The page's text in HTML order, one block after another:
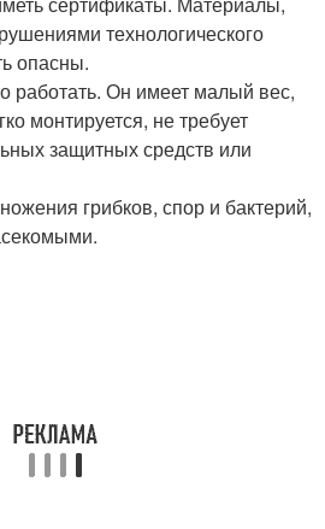
технологического
опасны.
работать. Он имеет малый вес,
монтируется, не требует
защитных средств или
грибков, спор и бактерий,